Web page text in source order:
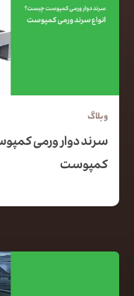
وبلاگ
سرند دوار ورمی
کمپوست